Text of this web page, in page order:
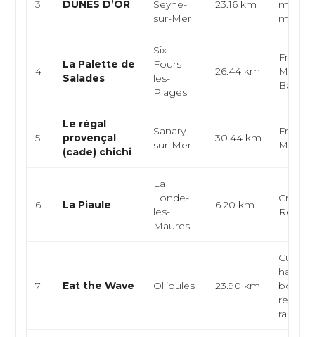
3 DUNES D’OR
Seyne-
sur-Mer
23.16 km
4
La Palette de
Salades
Six-
Fours-
les-
Plages
26.44 km
Bar à
5
Le régal
provençal
(cade) chichi
Sanary-
sur-Mer
30.44 km
6 La Piaule
La
Londe-
les-
Maures
6.20 km
Créole,
7 Eat the Wave Ollioules 23.90 km
Cuisine
bowl,
rapide,